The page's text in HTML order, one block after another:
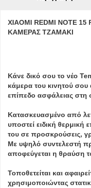
XIAOMI REDMI NOTE
ΚΑΜΕΡΑΣ ΤΖΑΜΑΚΙ
Κάνε δικό σου το νέο
κάμερα του κινητού
επίπεδο ασφάλειας στη
Κατασκευασμένο από
υποστεί ειδική θερμική
του σε προσκρούσεις,
Με υψηλό συντελεστή
αποφεύγεται η θραύση
Τοποθετείται και
χρησιμοποιώντας